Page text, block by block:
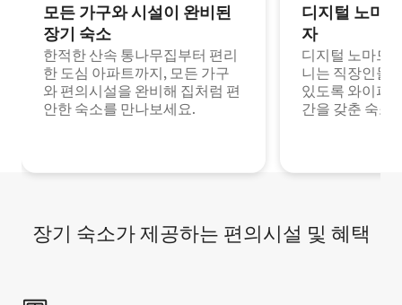
모든 가구와 시설이 완비된
장기 숙소
한적한 산속 통나무집부터 편리
한 도심 아파트까지, 모든 가구
와 편의시설을 완비해 집처럼 편
안한 숙소를 만나보세요.
디지털 노마
자
디지털 노마드
니는 직장인들
있도록 와이파
간을 갖춘 숙소
장기 숙소가 제공하는 편의시설 및 혜택